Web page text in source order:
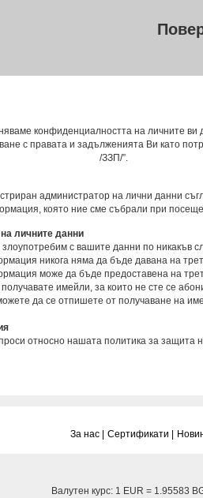
конфиденциалността на личните
с правата и задълженията Ви като
/ЗЗП/”.
администратор на лични данни
която ние сме събрали при
личните данни
с вашите данни по никакъв
никога няма да бъде давана на
може да бъде предоставена на
имейли, за които не сте се
да се отпишете от получаване на
относно нашата политика за
За нас | Сертификати |
Валутен курс: 1 EUR = 1.95583